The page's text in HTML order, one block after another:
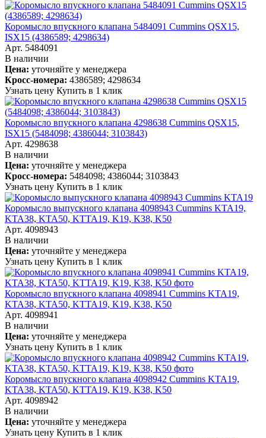
Коромысло впускного клапана 5484091 Cummins QSX15,
ISX15 (4386589; 4298634)
Арт. 5484091
В наличии
Цена: уточняйте у менеджера
Кросс-номера: 4386589; 4298634
Узнать цену Купить в 1 клик
Коромысло впускного клапана 4298638 Cummins QSX15,
ISX15 (5484098; 4386044; 3103843)
Арт. 4298638
В наличии
Цена: уточняйте у менеджера
Кросс-номера: 5484098; 4386044; 3103843
Узнать цену Купить в 1 клик
Коромысло выпускного клапана 4098943 Cummins KTA19,
KTA38, KTA50, KTTA19, K19, K38, K50
Арт. 4098943
В наличии
Цена: уточняйте у менеджера
Узнать цену Купить в 1 клик
Коромысло впускного клапана 4098941 Cummins KTA19,
KTA38, KTA50, KTTA19, K19, K38, K50
Арт. 4098941
В наличии
Цена: уточняйте у менеджера
Узнать цену Купить в 1 клик
Коромысло впускного клапана 4098942 Cummins KTA19,
KTA38, KTA50, KTTA19, K19, K38, K50
Арт. 4098942
В наличии
Цена: уточняйте у менеджера
Узнать цену Купить в 1 клик